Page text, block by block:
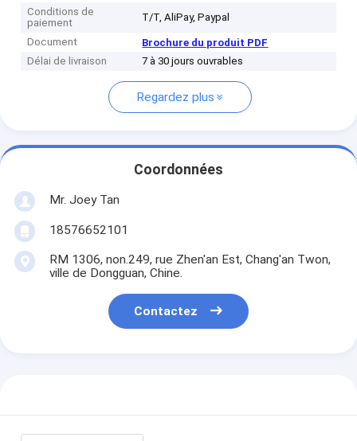
Conditions de
paiement
T/T, AliPay, Paypal
Document
Brochure du produit PDF
Délai de livraison
7 à 30 jours ouvrables
Regardez plus
Coordonnées
Mr. Joey Tan
18576652101
RM 1306, non.249, rue Zhen'an Est, Chang'an Twon,
ville de Dongguan, Chine.
Contactez